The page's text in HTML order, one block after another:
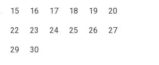
15 16 17 18 19 20
22 23 24 25 26 27
29 30